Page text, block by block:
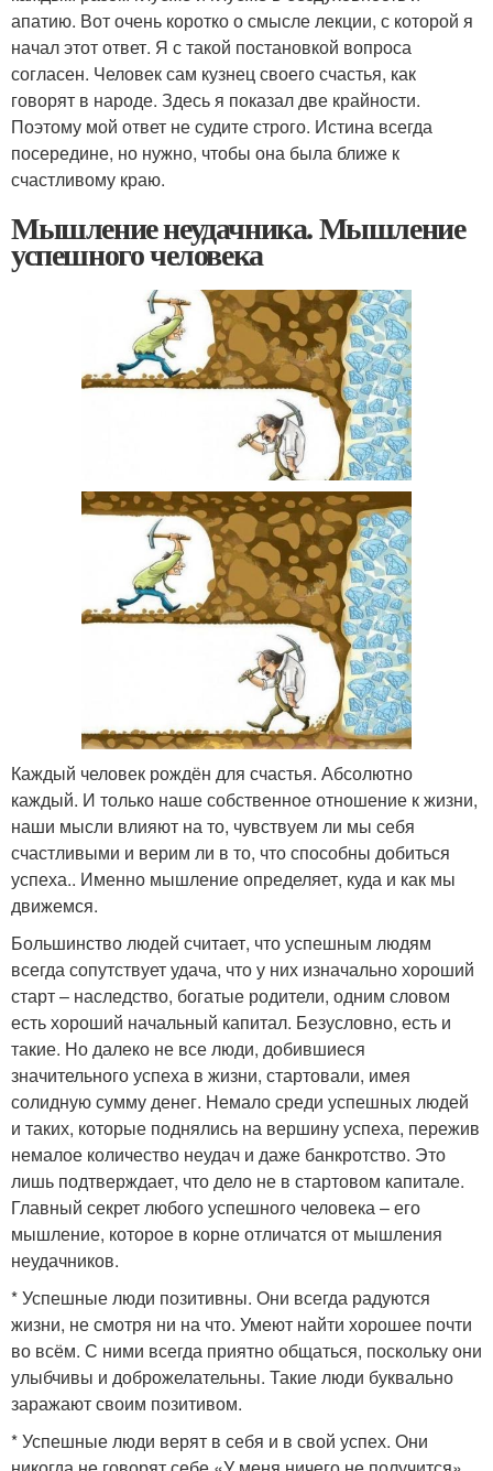
апатию. Вот очень коротко о смысле лекции, с которой я
начал этот ответ. Я с такой постановкой вопроса
согласен. Человек сам кузнец своего счастья, как
говорят в народе. Здесь я показал две крайности.
Поэтому мой ответ не судите строго. Истина всегда
посередине, но нужно, чтобы она была ближе к
счастливому краю.
Мышление неудачника. Мышление
успешного человека
Каждый человек рождён для счастья. Абсолютно
каждый. И только наше собственное отношение к жизни,
наши мысли влияют на то, чувствуем ли мы себя
счастливыми и верим ли в то, что способны добиться
успеха.. Именно мышление определяет, куда и как мы
движемся.
Большинство людей считает, что успешным людям
всегда сопутствует удача, что у них изначально хороший
старт – наследство, богатые родители, одним словом
есть хороший начальный капитал. Безусловно, есть и
такие. Но далеко не все люди, добившиеся
значительного успеха в жизни, стартовали, имея
солидную сумму денег. Немало среди успешных людей
и таких, которые поднялись на вершину успеха, пережив
немалое количество неудач и даже банкротство. Это
лишь подтверждает, что дело не в стартовом капитале.
Главный секрет любого успешного человека – его
мышление, которое в корне отличатся от мышления
неудачников.
* Успешные люди позитивны. Они всегда радуются
жизни, не смотря ни на что. Умеют найти хорошее почти
во всём. С ними всегда приятно общаться, поскольку они
улыбчивы и доброжелательны. Такие люди буквально
заражают своим позитивом.
* Успешные люди верят в себя и в свой успех. Они